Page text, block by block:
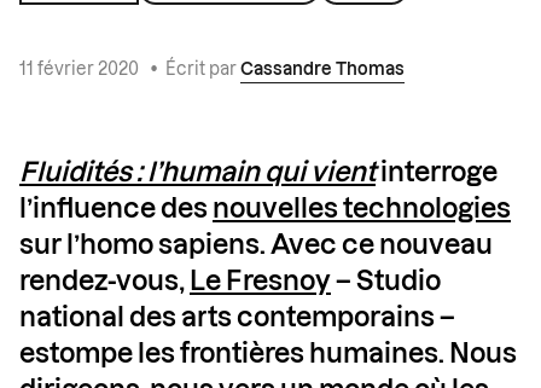
11 février 2020 • Écrit par Cassandre Thomas
Fluidités : l’humain qui vientinterroge
l’influence des nouvelles technologies
sur l’homo sapiens. Avec ce nouveau
rendez-vous, Le Fresnoy– Studio
national des arts contemporains –
estompe les frontières humaines. Nous